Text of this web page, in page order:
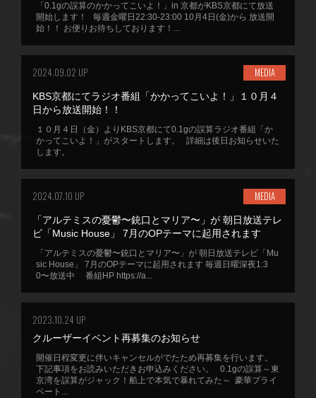
「0.1gの誤算のかかってこいよ！」in 京都がKBS京都にて放送
開始します！ 毎週金曜日22:30-23:00 10月4日(金)から 放送開
始！！ お便りお待ちしております！...
2024.09.02 UP MEDIA
KBS京都にてラジオ番組「かかってこいよ！」１０月４
日から放送開始！！
１０月４日（金）よりKBS京都にて0.1gの誤算ラジオ番組「か
かってこいよ！」がスタートします。 詳細は後日お知らせいた
します。
2024.07.10 UP MEDIA
「アルテミスの憂鬱〜銃口とマリア〜」が 朝日放送テレ
ビ「Music House」 7月のOPテーマに起用されます
「アルテミスの憂鬱〜銃口とマリア〜」が 朝日放送テレビ「Mu
sic House」 7月のOPテーマに起用されます 毎週日曜深夜1:3
0〜放送中 番組HP https://a...
2023.10.24 UP
クルーザーイベント再募集のお知らせ
開催日程変更に伴いキャンセルがでたため再募集を行います。
下記事項をお読みいただきお申込みください。 0.1gの誤算～東
京湾を誤算がジャック！船上で本気で暴れてみた～ 豪華プライ
ベート...